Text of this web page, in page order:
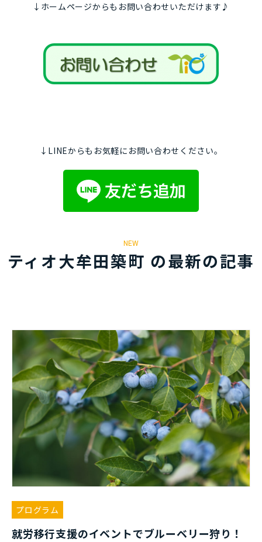
↓ホームページからもお問い合わせいただけます♪
↓LINEからもお気軽にお問い合わせください。
NEW
ティオ大牟田築町 の最新の記事
プログラム
就労移行支援のイベントでブルーベリー狩り！